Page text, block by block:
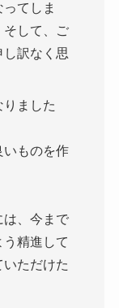
てしま
そして、ご
訳なく思
ました
いものを作
は、今まで
精進して
ただけた